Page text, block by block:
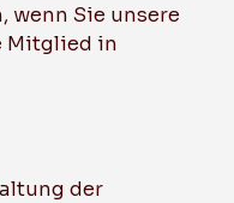
wenn Sie unsere
Mitglied in
der